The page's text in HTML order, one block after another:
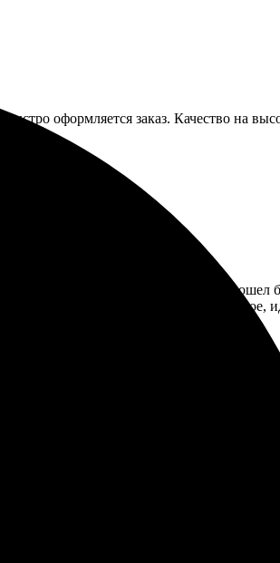
оформляется заказ. Качество на
печать фото 15х20, процесс прошел
впечатлило! Каждое фото яркое и четкое,
на высоком уровне, цвета яркие.